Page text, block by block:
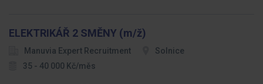
ELEKTRIKÁŘ 2 SMĚNY (m/ž)
Manuvia Expert Recruitment
Solnice
35 - 40 000 Kč/měs